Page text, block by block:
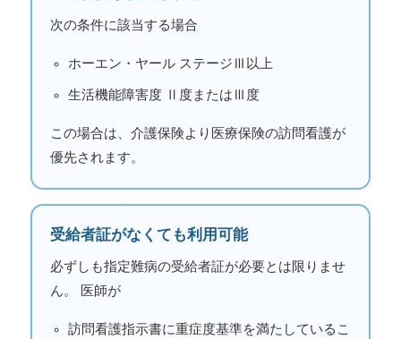
次の条件に該当する場合
ホーエン・ヤール ステージⅢ以上
生活機能障害度 Ⅱ度またはⅢ度
この場合は、介護保険より医療保険の訪問看護が
優先されます。
受給者証がなくても利用可能
必ずしも指定難病の受給者証が必要とは限りませ
ん。 医師が
訪問看護指示書に重症度基準を満たしているこ